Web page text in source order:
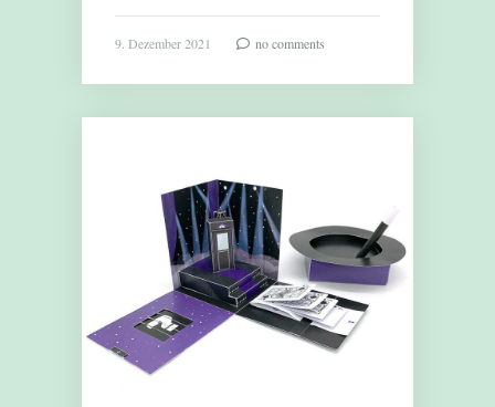
9. Dezember 2021 no comments